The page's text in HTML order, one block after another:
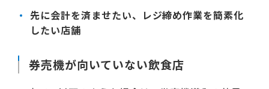
先に会計を済ませたい、レジ締め作業を簡素化
したい店舗
券売機が向いていない飲食店